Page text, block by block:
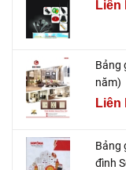
Liên
Bảng
năm)
Liên
Bảng
đình